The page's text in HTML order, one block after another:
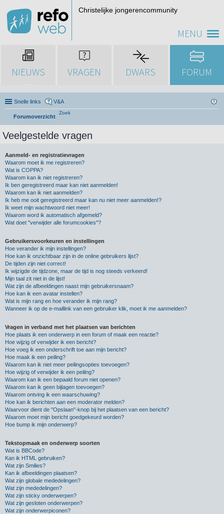
MENU
Christelijke jongerencommunity
NIEUWS VRAGEN DWARS FORUM
Snelle links V&A
Forumoverzicht
Zoek
Veelgestelde vragen
Aanmeld- en registratievragen
Waarom moet ik me registreren?
Wat is COPPA?
Waarom kan ik niet registreren?
Ik ben geregistreerd maar kan niet aanmelden!
Waarom kan ik niet aanmelden?
Ik heb me ooit geregistreerd maar kan nu niet meer aanmelden!?
Ik weet mijn wachtwoord niet meer!
Waarom word ik automatisch afgemeld?
Wat doet "verwijder alle forumcookies"?
Gebruikersvoorkeuren en instellingen
Hoe verander ik mijn instellingen?
Hoe kan ik onzichtbaar zijn in de online gebruikers lijst?
De tijden zijn niet correct!
Ik wijzigde de tijdzone, maar de tijd is nog steeds verkeerd!
Mijn taal zit niet in de lijst!
Wat zijn de afbeeldingen naast mijn gebruikersnaam?
Hoe kan ik een avatar instellen?
Wat is mijn rang en hoe verander ik mijn rang?
Wanneer ik op de e-maillink van een gebruiker klik, moet ik me aanmelden?
Vragen in verband met het plaatsen van berichten
Hoe plaats ik een onderwerp in een forum of maak een reactie?
Hoe wijzig of verwijder ik een bericht?
Hoe voeg ik een onderschrift toe aan mijn bericht?
Hoe maak ik een peiling?
Waarom kan ik niet meer peilingsopties toevoegen?
Hoe wijzig of verwijder ik een peiling?
Waarom kan ik een bepaald forum niet openen?
Waarom kan ik geen bijlagen toevoegen?
Waarom ontving ik een waarschuwing?
Hoe kan ik berichten aan een moderator melden?
Waarvoor dient de "Opslaan"-knop bij het plaatsen van een bericht?
Waarom moet mijn bericht goedgekeurd worden?
Hoe bump ik mijn onderwerp?
Tekstopmaak en onderwerp soorten
Wat is BBCode?
Kan ik HTML gebruiken?
Wat zijn Smilies?
Kan ik afbeeldingen plaatsen?
Wat zijn globale mededelingen?
Wat zijn mededelingen?
Wat zijn sticky onderwerpen?
Wat zijn gesloten onderwerpen?
Wat zijn onderwerpiconen?